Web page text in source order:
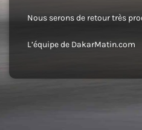
Nous serons de retour très
L’équipe de DakarMatin.com